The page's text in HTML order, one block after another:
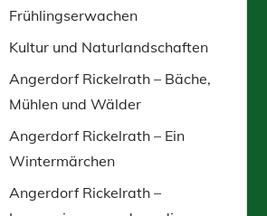
Frühlingserwachen
Kultur und Naturlandschaften
Angerdorf Rickelrath – Bäche,
Mühlen und Wälder
Angerdorf Rickelrath – Ein
Wintermärchen
Angerdorf Rickelrath –